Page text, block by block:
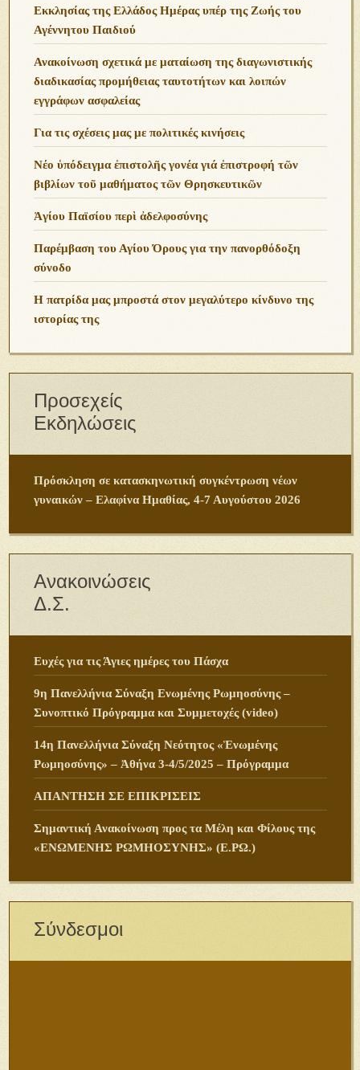
της ΕΜΑΚ στο ΣτΕ
Διάψευση φημολογίας για τον Γέροντα Ευθύμιο της
Καψάλας
«Κύριε, σῶσον λαόν ἀπεγνωσμένον»
Καθηγητών για τα Self – Test
Ανακοίνωση της ΕΡΩ σχετικά με τη συνέντευξη της
Αμερικανίδας Οικονομολόγου κας Κάθριν Όστιν Φιτς
Μπιλ Γκέιτς: Ψηφιακή πιστοποίηση σε όλους για να
ξέρουμε ποιοι είναι οι υγιείς!
Ἡ Ζ΄ Οἰκουμενική Σύνοδος ἀπαγορεύει στούς
Ἐπισκόπους νά δέχονται τό κλείσιμο τῶν Ναῶν
παρέμβαση Πρωθυπουργού!
Διάψευση δημοσιευμάτων περί λόγου του Γέροντος
O Bill Gates ζητά κάλυψη από νομική ευθύνη για
παρενέργειες που θα προκαλέσει το εμβόλιο για τον
Επικαιροποιημένη Δήλωση Επιστροφής Βιβλίου
Θρησκευτικών
Σχολικά ἐγχειρίδια ΛΥΚΕΙΟΥ ἀπό παρελθόντα ἔτη
Σχολικά ἐγχειρίδια ΓΥΜΝΑΣΙΟΥ ἀπό παρελθόντα ἔτη
Σχολικά ἐγχειρίδια ΔΗΜΟΤΙΚΟΥ ἀπό παρελθόντα ἔτη
Ανακοίνωση για τις Αποφάσεις της Ολομέλειας του ΣΤΕ
για το Μάθημα των Θρησκευτικών
Ανακοίνωση Σχετικά με τη Διδασκαλία του Μαθήματος
των Θρησκευτικών για το σχολικό έτος 2019-2020
Θρησκευτικών 2019 -2020
Δελτίο Τύπου: Καθιέρωση από την Ιερά Σύνοδο της
Ανακοίνωση σχετικά με ματαίωση της διαγωνιστικής